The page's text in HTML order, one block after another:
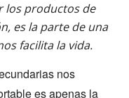
los productos de
es la parte de una
facilita la vida.
nos
es apenas la